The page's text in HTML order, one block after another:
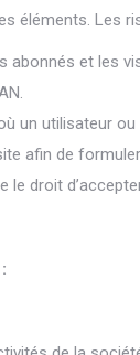
éléments. Les
abonnés et les
un utilisateur
afin de
le droit